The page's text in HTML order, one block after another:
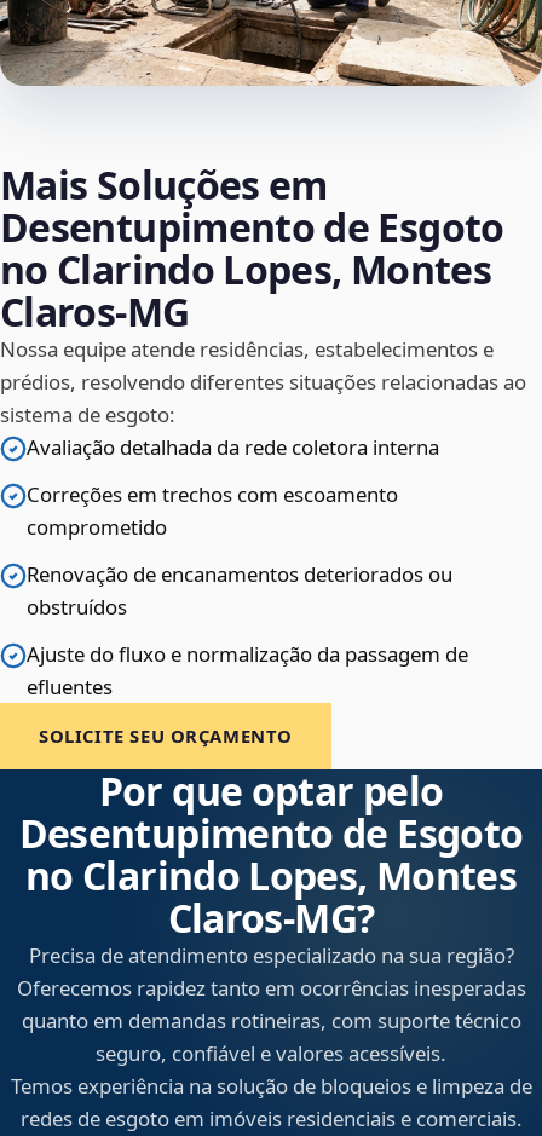
Mais Soluções em
Desentupimento de Esgoto
no Clarindo Lopes, Montes
Claros‑MG
Nossa equipe atende residências, estabelecimentos e
prédios, resolvendo diferentes situações relacionadas ao
sistema de esgoto:
Avaliação detalhada da rede coletora interna
Correções em trechos com escoamento
comprometido
Renovação de encanamentos deteriorados ou
obstruídos
Ajuste do fluxo e normalização da passagem de
efluentes
SOLICITE SEU ORÇAMENTO
Por que optar pelo
Desentupimento de Esgoto
no Clarindo Lopes, Montes
Claros‑MG?
Precisa de atendimento especializado na sua região?
Oferecemos rapidez tanto em ocorrências inesperadas
quanto em demandas rotineiras, com suporte técnico
seguro, confiável e valores acessíveis.
Temos experiência na solução de bloqueios e limpeza de
redes de esgoto em imóveis residenciais e comerciais.